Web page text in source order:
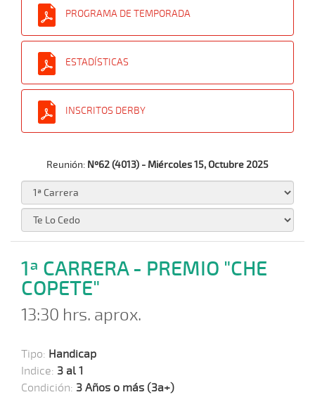
PROGRAMA DE TEMPORADA
ESTADÍSTICAS
INSCRITOS DERBY
Reunión: Nº62 (4013) - Miércoles 15, Octubre 2025
1ª CARRERA - PREMIO "CHE
COPETE"
13:30 hrs. aprox.
Tipo: Handicap
Indice: 3 al 1
Condición: 3 Años o más (3a+)